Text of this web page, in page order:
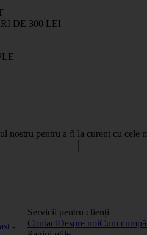
DE 300 LEI
nostru pentru a fi la curent cu cele
Servicii pentru clienți
ContactDespre noiCum